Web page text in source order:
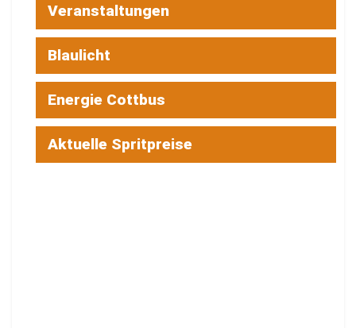
Veranstaltungen
Blaulicht
Energie Cottbus
Aktuelle Spritpreise